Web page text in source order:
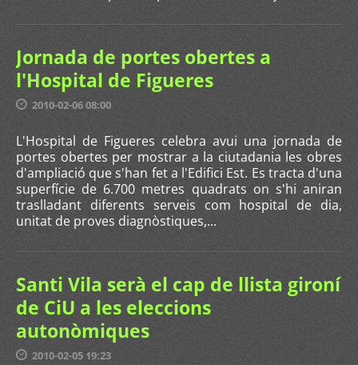
Jornada de portes obertes a
l'Hospital de Figueres
2010-02-06 08:00
L'Hospital de Figueres celebra avui una jornada de
portes obertes per mostrar a la ciutadania les obres
d'ampliació que s'han fet a l'Edifici Est. Es tracta d'una
superfície de 6.700 metres quadrats on s'hi aniran
traslladant diferents serveis com hospital de dia,
unitat de proves diagnòstiques,...
Santi Vila serà el cap de llista gironí
de CiU a les eleccions
autonòmiques
2010-02-05 19:23